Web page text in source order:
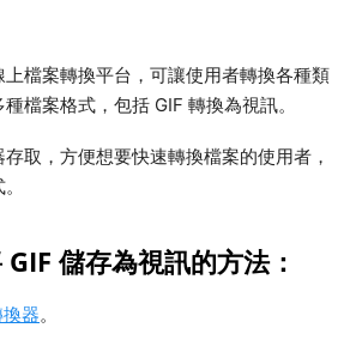
檔案轉換平台，可讓使用者轉換各種類
檔案格式，包括 GIF 轉換為視訊。
取，方便想要快速轉換檔案的使用者，
儲存為視訊的方法：
器。